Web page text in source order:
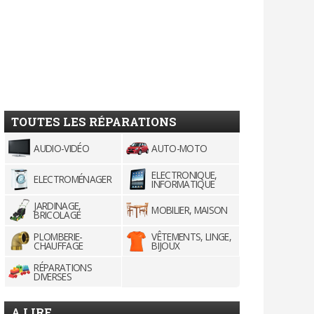
TOUTES LES RÉPARATIONS
AUDIO-VIDÉO AUTO-MOTO
ELECTROMÉNAGER ELECTRONIQUE,
INFORMATIQUE
JARDINAGE,
BRICOLAGE
MOBILIER, MAISON
PLOMBERIE-
CHAUFFAGE
VÊTEMENTS, LINGE,
BIJOUX
RÉPARATIONS
DIVERSES